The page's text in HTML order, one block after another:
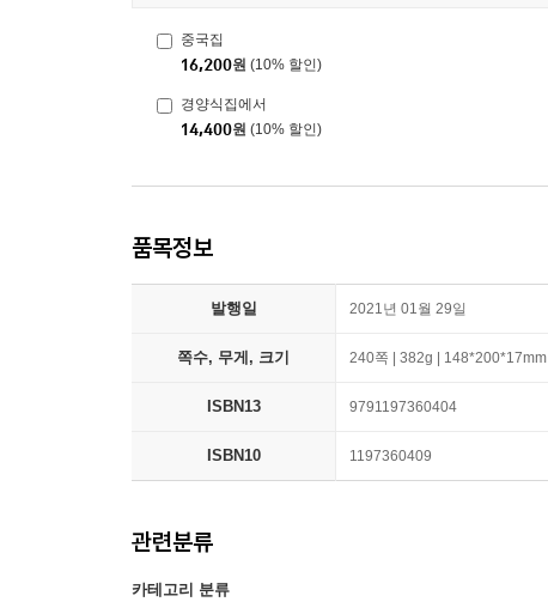
중국집
16,200원 (10% 할인)
경양식집에서
14,400원 (10% 할인)
품목정보
발행일 2021년 01월 29일
쪽수, 무게, 크기 240쪽 | 382g | 148*200*17mm
ISBN13 9791197360404
ISBN10 1197360409
관련분류
카테고리 분류